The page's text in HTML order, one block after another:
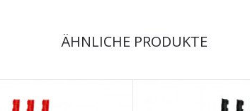
ÄHNLICHE PRODUKTE